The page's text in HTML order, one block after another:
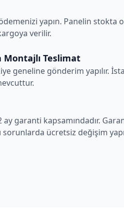
yapın. Panelin stokta
verilir.
Montajlı Teslimat
geneline gönderim yapılır.
ay garanti kapsamındadır.
ücretsiz değişim